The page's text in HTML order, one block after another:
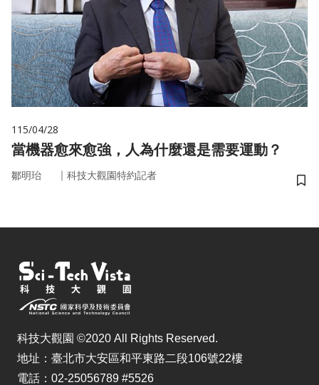
115/04/28
當機器愈來愈強，人為什麼還是需要運動？
鄒明珆 ｜ 科技大觀園特約記者
儲
科技大觀園 ©2020 All Rights Reserved.
地址：臺北市大安區和平東路二段106號22樓
電話：02-25056789 #5526